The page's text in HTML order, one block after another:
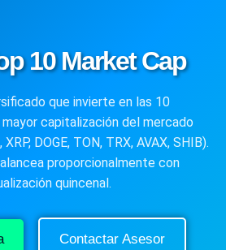
10 Market Cap
que invierte en las 10
capitalización del mercado
DOGE, TON, TRX, AVAX, SHIB).
proporcionalmente con
quincenal.
Contactar Asesor